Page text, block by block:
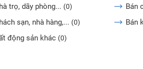
trọ, dãy phòng... (0) Bán
sạn, nhà hàng,... (0) Bán
động sản khác (0)